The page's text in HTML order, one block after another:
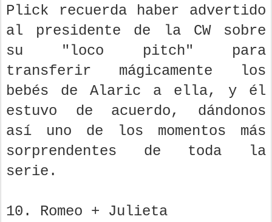
Plick recuerda haber advertido
al presidente de la CW sobre
su "loco pitch" para
transferir mágicamente los
bebés de Alaric a ella, y él
estuvo de acuerdo, dándonos
así uno de los momentos más
sorprendentes de toda la
serie.
10. Romeo + Julieta